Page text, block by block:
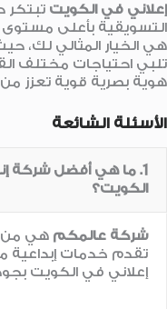
إعلاني في الكويت تبتكر
التسويقية بأعلى مستوى
هي الخيار المثالي
تلبي احتياجات مختلف
هوية بصرية قوية تعزز من
الأسئلة الشائعة
1. ما هي أفضل شركة
الكويت؟
شركة عالمكم هي من
تقدم خدمات إبداعية
إعلاني في الكويت